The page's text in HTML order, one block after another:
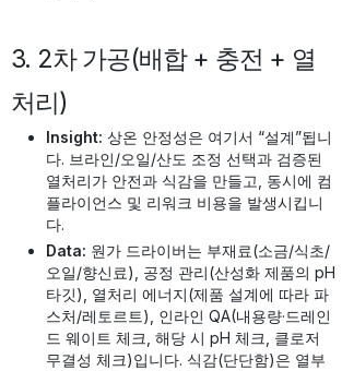
3. 2차 가공(배합 + 충전 + 열
처리)
Insight: 상온 안정성은 여기서 “설계”됩니
다. 브라인/오일/산도 조정 선택과 검증된
열처리가 안전과 식감을 만들고, 동시에 컴
플라이언스 및 리워크 비용을 발생시킵니
다.
Data: 원가 드라이버는 부재료(소금/식초/
오일/향신료), 공정 관리(산성화 제품의 pH
타깃), 열처리 에너지(제품 설계에 따라 파
스처/레토르트), 인라인 QA(내용량·드레인
드 웨이트 체크, 해당 시 pH 체크, 클로저
무결성 체크)입니다. 식감(단단함)은 열부